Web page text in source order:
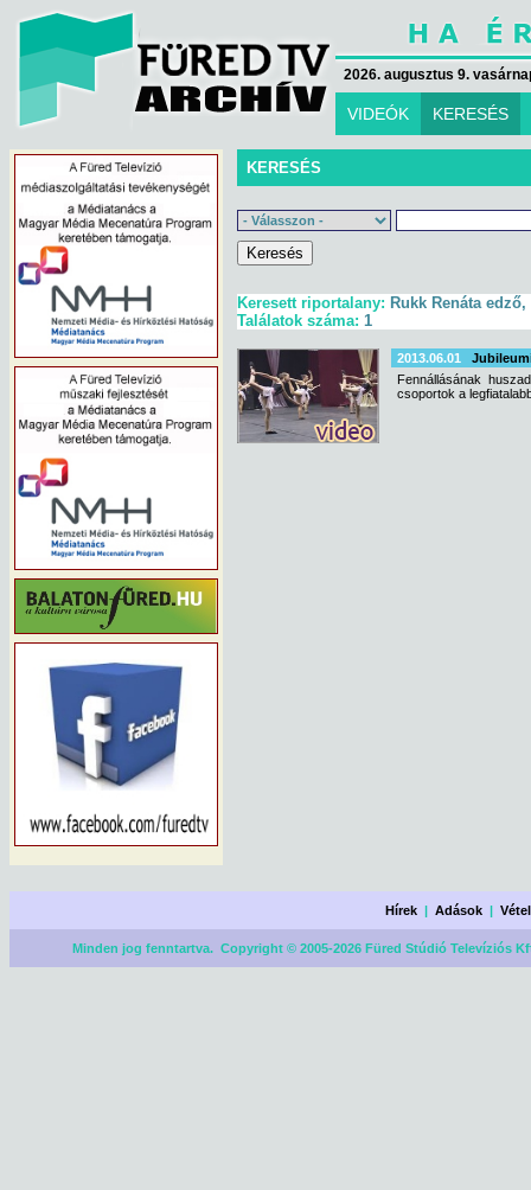
2026. augusztus 9.
VIDEÓK KERESÉS
KERESÉS
Keresett riportalany: Rukk Renáta
Találatok száma: 1
2013.06.01
Fennállásának
csoportok a
Hírek |Adások |
Minden jog fenntartva. Copyright © 2005-2026 Füred Stúdió Televíziós